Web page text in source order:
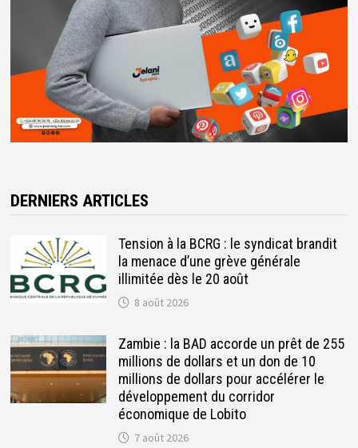
DERNIERS ARTICLES
Tension à la BCRG : le syndicat brandit
la menace d’une grève générale
illimitée dès le 20 août
8 août 2026
Zambie : la BAD accorde un prêt de 255
millions de dollars et un don de 10
millions de dollars pour accélérer le
développement du corridor
économique de Lobito
7 août 2026